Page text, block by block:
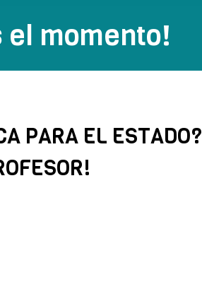
el momento!
PARA EL ESTADO?